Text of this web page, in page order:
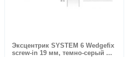
Эксцентрик SYSTEM 6 Wedgefix
screw-in 19 мм, темно-серый ...